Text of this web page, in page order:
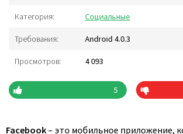
Категория: Социальные
Требования: Android 4.0.3
Просмотров: 4 093
5
Facebook– это мобильное приложение,